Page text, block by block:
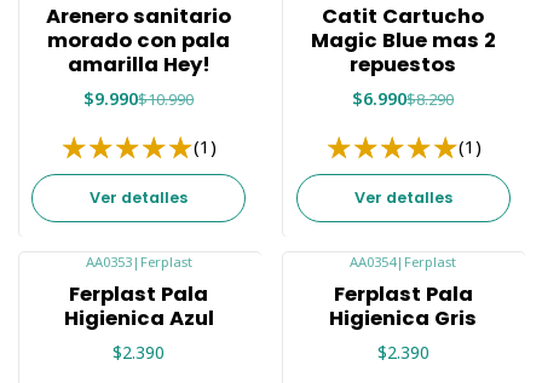
Agotado
Arenero sanitario
morado con pala
amarilla Hey!
$9.990$10.990
(1)
Ver detalles
Agotado
Catit Cartucho
Magic Blue mas 2
repuestos
$6.990$8.290
(1)
Ver detalles
AA0353| Ferplast
Ferplast Pala
Higienica Azul
$2.390
AA0354| Ferplast
Ferplast Pala
Higienica Gris
$2.390